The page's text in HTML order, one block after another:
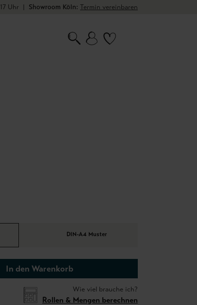
Uhr | Showroom Köln: Termin vereinbaren
DIN-A4 Muster
In den Warenkorb
Wie viel brauche ich?
Rollen & Mengen berechnen